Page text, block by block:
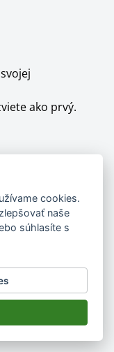
ako prvý.
cookies.
naše
súhlasíte s